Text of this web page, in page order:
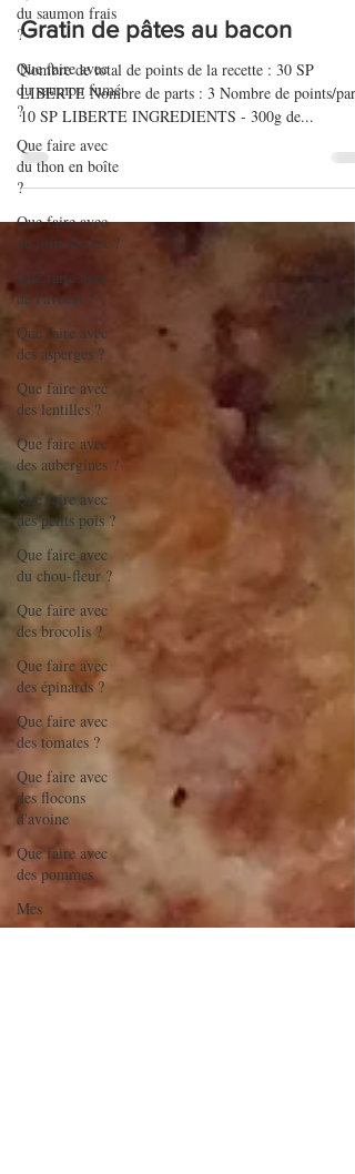
du saumon frais
?
Que faire avec
du saumon fumé
?
Que faire avec
du thon en boîte
?
Que faire avec
du tofu soyeux ?
Que faire avec
de l'avocat ?
Que faire avec
des asperges ?
Que faire avec
des lentilles ?
Que faire avec
des aubergines ?
Que faire avec
des petits pois ?
Que faire avec
du chou-fleur ?
Que faire avec
des brocolis ?
Que faire avec
des épinards ?
Que faire avec
des tomates ?
Que faire avec
des flocons
d'avoine
Que faire avec
des pommes
Mes
gourmandises -
16 nov. 2016
Gratin de pâtes au bacon
Nombre de total de points de la recette : 30 SP
LIBERTE Nombre de parts : 3 Nombre de points/part
10 SP LIBERTE INGREDIENTS - 300g de...